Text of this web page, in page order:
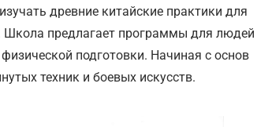
древние китайские практики для
Школа предлагает программы для людей
подготовки. Начиная с основ
техник и боевых искусств.